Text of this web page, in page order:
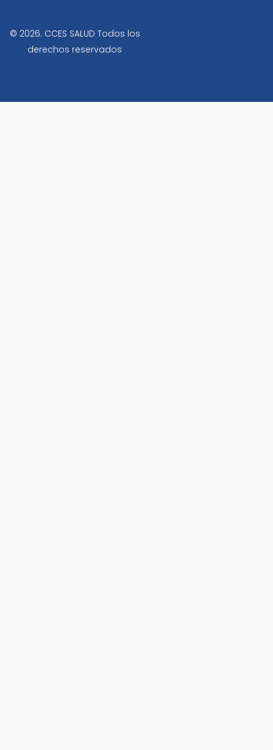
-
m
© 2026. CCES SALUD Todos los
derechos reservados